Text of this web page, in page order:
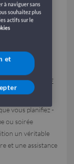
Incentives,
conférences et
ou une
INCENTIVE DE
vous planifiez -
ou soirée
un véritable
et une assistance
à naviguer sans
souhaitez plus
actifs sur le
et